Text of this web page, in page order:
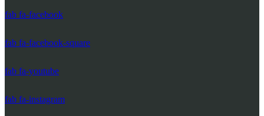
fab fa-facebook
fab fa-facebook-square
fab fa-youtube
fab fa-instagram